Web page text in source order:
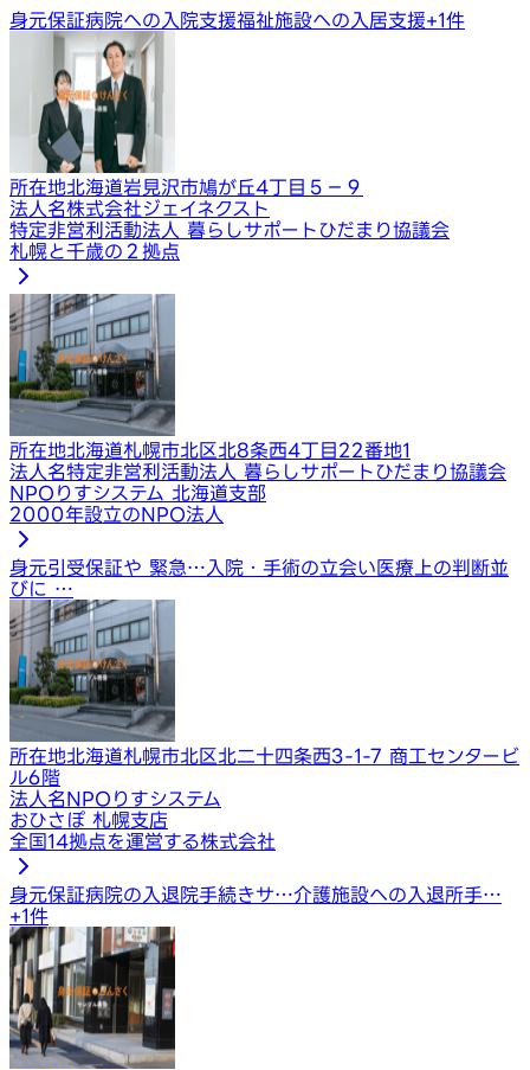
身元保証病院への入院支援福祉施設への入居支援+1件
所在地北海道岩見沢市鳩が丘4丁目５−９
法人名株式会社ジェイネクスト
特定非営利活動法人 暮らしサポートひだまり協議会
札幌と千歳の２拠点
所在地北海道札幌市北区北8条西4丁目22番地1
法人名特定非営利活動法人 暮らしサポートひだまり協議会
NPOりすシステム 北海道支部
2000年設立のNPO法人
身元引受保証や 緊急… 入院・手術の立会い医療上の判断並
びに …
所在地北海道札幌市北区北二十四条西3-1-7 商工センタービ
ル6階
法人名NPOりすシステム
おひさぽ 札幌支店
全国14拠点を運営する株式会社
身元保証病院の入退院手続きサ…介護施設への入退所手…
+1件